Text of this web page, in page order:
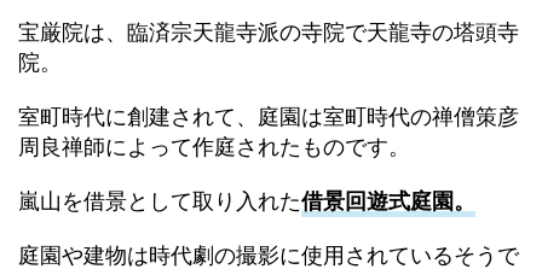
宝厳院は、臨済宗天龍寺派の寺院で天龍寺の塔頭寺
院。
室町時代に創建されて、庭園は室町時代の禅僧策彦
周良禅師によって作庭されたものです。
嵐山を借景として取り入れた借景回遊式庭園。
庭園や建物は時代劇の撮影に使用されているそうで